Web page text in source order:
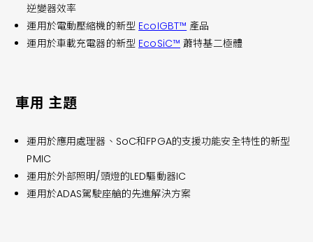
逆變器效率
運用於電動壓縮機的新型 EcoIGBT™ 產品
運用於車載充電器的新型 EcoSiC™ 蕭特基二極體
車用 主題
運用於應用處理器、SoC和FPGA的支援功能安全特性的新型
PMIC
運用於外部照明/頭燈的LED驅動器IC
運用於ADAS駕駛座艙的先進解決方案